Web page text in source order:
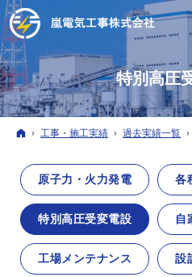
特別高圧
ホーム
工事・施工実績 過去実績一覧
原子力・火力発電 各
特別高圧受変電設 自
工場メンテナンス 設